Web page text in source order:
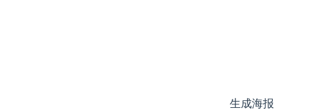
生成海报